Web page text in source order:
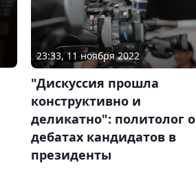
23:33, 11 ноября 2022
"Дискуссия прошла
конструктивно и
деликатно": политолог о
дебатах кандидатов в
президенты